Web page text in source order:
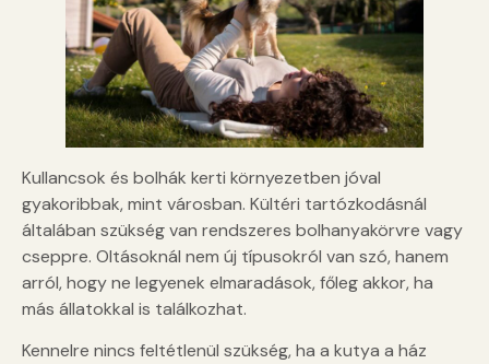
Kullancsok és bolhák kerti környezetben jóval
gyakoribbak, mint városban. Kültéri tartózkodásnál
általában szükség van rendszeres bolhanyakörvre vagy
cseppre. Oltásoknál nem új típusokról van szó, hanem
arról, hogy ne legyenek elmaradások, főleg akkor, ha
más állatokkal is találkozhat.
Kennelre nincs feltétlenül szükség, ha a kutya a ház